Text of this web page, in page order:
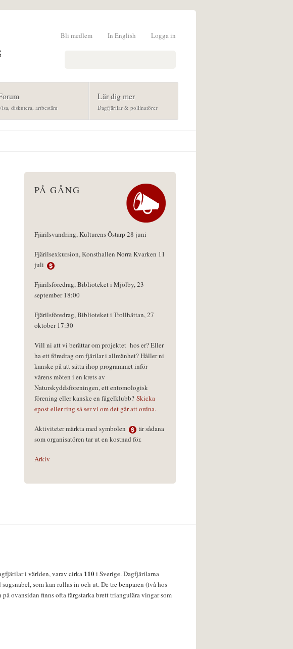
Logga in
In English
Bli medlem
diskutera, artbestäm
Lär dig mer
Dagfjärilar & pollinatörer
PÅ GÅNG
Fjärilsvandring, Kulturens Östarp 28 juni
Fjärilsexkursion, Konsthallen Norra Kvarken 11
juli
Fjärilsföredrag, Biblioteket i Mjölby, 23
september 18:00
Fjärilsföredrag, Biblioteket i Trollhättan, 27
oktober 17:30
Vill ni att vi berättar om projektet hos er? Eller
ha ett föredrag om fjärilar i allmänhet? Håller ni
kanske på att sätta ihop programmet inför
vårens möten i en krets av
Naturskyddsföreningen, ett entomologisk
förening eller kanske en fågelklubb? Skicka
epost eller ring så ser vi om det går att ordna.
Aktiviteter märkta med symbolen
är sådana
som organisatören tar ut en kostnad för.
Arkiv
i världen, varav cirka 110i Sverige. Dagfjärilarna
som kan rullas in och ut. De tre benparen (två hos
ovansidan finns ofta färgstarka brett triangulära vingar som